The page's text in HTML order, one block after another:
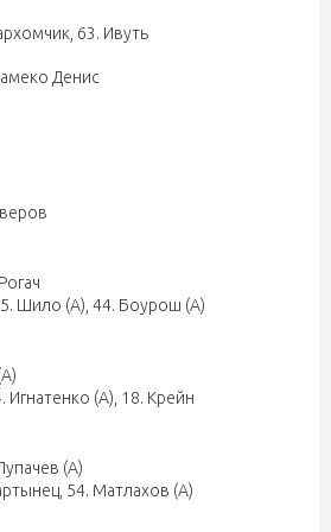
63. Ивуть
Денис
Шило (А) 44. Боурош (А)
Игнатенко (А) 18. Крейн
(А)
54. Матлахов (А)